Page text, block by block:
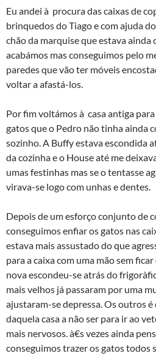
Eu andei à procura das caixas de
brinquedos do Tiago e com ajuda
chão da marquise que estava
acabámos mas conseguimos pelo
paredes que vão ter móveis
voltar a afastá-los.
Por fim voltámos à casa antiga
gatos que o Pedro não tinha ainda
sozinho. A Buffy estava escondida
da cozinha e o House até me
umas festinhas mas se o tentasse
virava-se logo com unhas e dentes.
Depois de um esforço conjunto de
conseguimos enfiar os gatos nas
estava mais assustado do que
para a caixa com uma mão sem
nova escondeu-se atrás do
mais velhos já passaram por uma
ajustaram-se depressa. Os outros
daquela casa a não ser para ir ao
mais nervosos. à€s vezes ainda
conseguimos trazer os gatos todos